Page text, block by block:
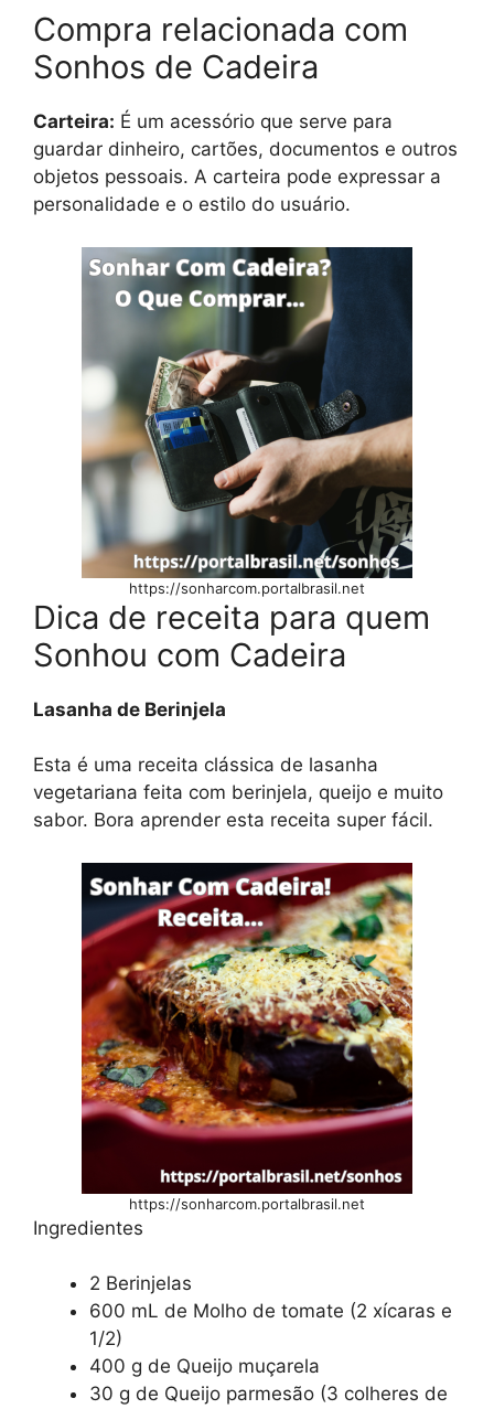
Compra relacionada com
Sonhos de Cadeira
Carteira: É um acessório que serve para
guardar dinheiro, cartões, documentos e outros
objetos pessoais. A carteira pode expressar a
personalidade e o estilo do usuário.
https://sonharcom.portalbrasil.net
Dica de receita para quem
Sonhou com Cadeira
Lasanha de Berinjela
Esta é uma receita clássica de lasanha
vegetariana feita com berinjela, queijo e muito
sabor. Bora aprender esta receita super fácil.
https://sonharcom.portalbrasil.net
Ingredientes
2 Berinjelas
600 mL de Molho de tomate (2 xícaras e
1/2)
400 g de Queijo muçarela
30 g de Queijo parmesão (3 colheres de